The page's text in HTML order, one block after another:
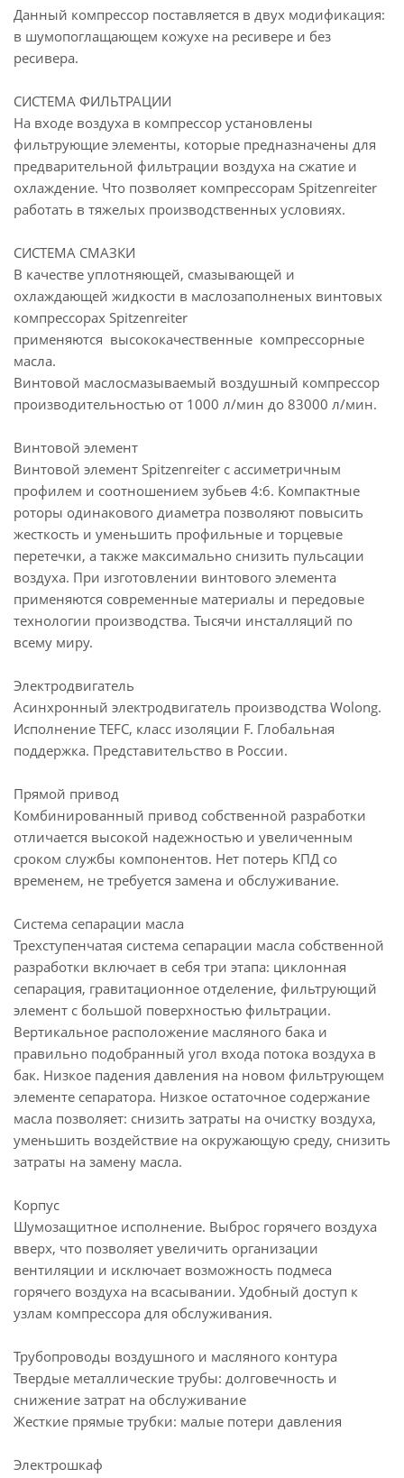
Данный компрессор поставляется в двух модификация:
в шумопоглащающем кожухе на ресивере и без
ресивера.
СИСТЕМА ФИЛЬТРАЦИИ
На входе воздуха в компрессор установлены
фильтрующие элементы, которые предназначены для
предварительной фильтрации воздуха на сжатие и
охлаждение. Что позволяет компрессорам Spitzenreiter
работать в тяжелых производственных условиях.
СИСТЕМА СМАЗКИ
В качестве уплотняющей, смазывающей и
охлаждающей жидкости в маслозаполненых винтовых
компрессорах Spitzenreiter
применяются высококачественные компрессорные
масла.
Винтовой маслосмазываемый воздушный компрессор
производительностью от 1000 л/мин до 83000 л/мин.
Винтовой элемент
Винтовой элемент Spitzenreiter с ассиметричным
профилем и соотношением зубьев 4:6. Компактные
роторы одинакового диаметра позволяют повысить
жесткость и уменьшить профильные и торцевые
перетечки, а также максимально снизить пульсации
воздуха. При изготовлении винтового элемента
применяются современные материалы и передовые
технологии производства. Тысячи инсталляций по
всему миру.
Электродвигатель
Асинхронный электродвигатель производства Wolong.
Исполнение TEFC, класс изоляции F. Глобальная
поддержка. Представительство в России.
Прямой привод
Комбинированный привод собственной разработки
отличается высокой надежностью и увеличенным
сроком службы компонентов. Нет потерь КПД со
временем, не требуется замена и обслуживание.
Система сепарации масла
Трехступенчатая система сепарации масла собственной
разработки включает в себя три этапа: циклонная
сепарация, гравитационное отделение, фильтрующий
элемент с большой поверхностью фильтрации.
Вертикальное расположение масляного бака и
правильно подобранный угол входа потока воздуха в
бак. Низкое падения давления на новом фильтрующем
элементе сепаратора. Низкое остаточное содержание
масла позволяет: снизить затраты на очистку воздуха,
уменьшить воздействие на окружающую среду, снизить
затраты на замену масла.
Корпус
Шумозащитное исполнение. Выброс горячего воздуха
вверх, что позволяет увеличить организации
вентиляции и исключает возможность подмеса
горячего воздуха на всасывании. Удобный доступ к
узлам компрессора для обслуживания.
Трубопроводы воздушного и масляного контура
Твердые металлические трубы: долговечность и
снижение затрат на обслуживание
Жесткие прямые трубки: малые потери давления
Электрошкаф